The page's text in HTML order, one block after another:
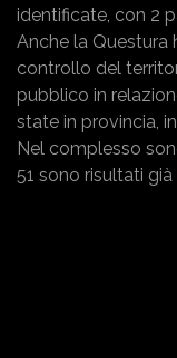
identificate, con 2
Anche la Questura
controllo del
pubblico in
state in provincia,
Nel complesso
51 sono risultati